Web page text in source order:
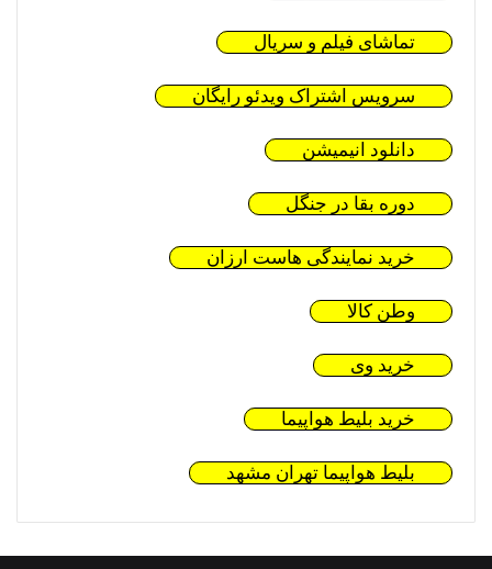
تماشای فیلم و سریال
سرویس اشتراک ویدئو رایگان
دانلود انیمیشن
دوره بقا در جنگل
خرید نمایندگی هاست ارزان
وطن کالا
خرید وی
خرید بلیط هواپیما
بلیط هواپیما تهران مشهد